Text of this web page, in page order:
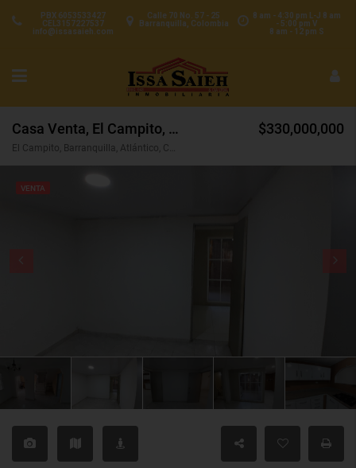
8 am - 4:30 pm L-J 8 am
- 5:00 pm V
8 am - 12 pm S
Calle 70 No. 57 - 25
Barranquilla, Colombia
PBX 6053533427
CEL3157227537
info@issasaieh.com
Casa Venta, El Campito, Barranquilla (30964)
El Campito, Barranquilla, Atlántico, Colombia
$330,000,000
VENTA